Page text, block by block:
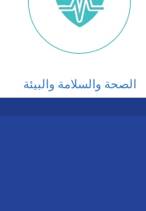
الصحة والسلامة والبيئة